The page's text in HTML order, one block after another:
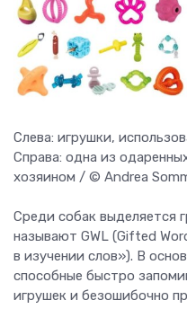
Слева: игрушки,
Справа: одна из
хозяином / © Andrea
Среди собак выделяется
называют GWL (Gifted
в изучении слов»). В
способные быстро
игрушек и безошибочно